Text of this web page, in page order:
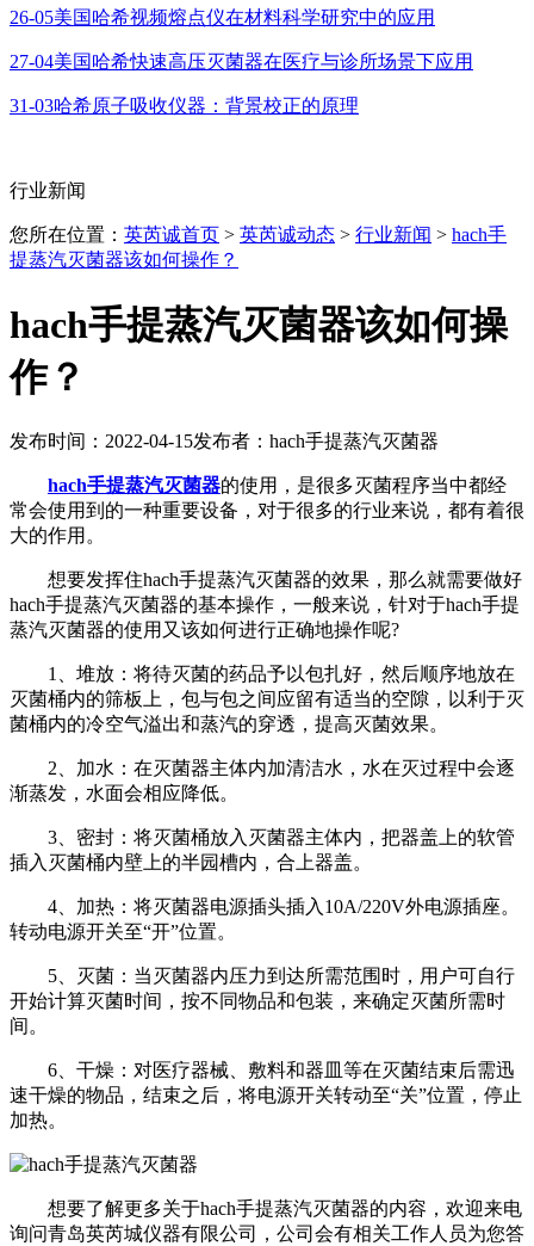
26-05美国哈希视频熔点仪在材料科学研究中的应用
27-04美国哈希快速高压灭菌器在医疗与诊所场景下应用
31-03哈希原子吸收仪器：背景校正的原理
行业新闻
您所在位置： 英芮诚首页 > 英芮诚动态 > 行业新闻 > hach手
提蒸汽灭菌器该如何操作？
hach手提蒸汽灭菌器该如何操
作？
发布时间：2022-04-15发布者：hach手提蒸汽灭菌器
hach手提蒸汽灭菌器的使用，是很多灭菌程序当中都经
常会使用到的一种重要设备，对于很多的行业来说，都有着很
大的作用。
想要发挥住hach手提蒸汽灭菌器的效果，那么就需要做好
hach手提蒸汽灭菌器的基本操作，一般来说，针对于hach手提
蒸汽灭菌器的使用又该如何进行正确地操作呢?
1、堆放：将待灭菌的药品予以包扎好，然后顺序地放在
灭菌桶内的筛板上，包与包之间应留有适当的空隙，以利于灭
菌桶内的冷空气溢出和蒸汽的穿透，提高灭菌效果。
2、加水：在灭菌器主体内加清洁水，水在灭过程中会逐
渐蒸发，水面会相应降低。
3、密封：将灭菌桶放入灭菌器主体内，把器盖上的软管
插入灭菌桶内壁上的半园槽内，合上器盖。
4、加热：将灭菌器电源插头插入10A/220V外电源插座。
转动电源开关至“开”位置。
5、灭菌：当灭菌器内压力到达所需范围时，用户可自行
开始计算灭菌时间，按不同物品和包装，来确定灭菌所需时
间。
6、干燥：对医疗器械、敷料和器皿等在灭菌结束后需迅
速干燥的物品，结束之后，将电源开关转动至“关”位置，停止
加热。
想要了解更多关于hach手提蒸汽灭菌器的内容，欢迎来电
询问青岛英芮城仪器有限公司，公司会有相关工作人员为您答